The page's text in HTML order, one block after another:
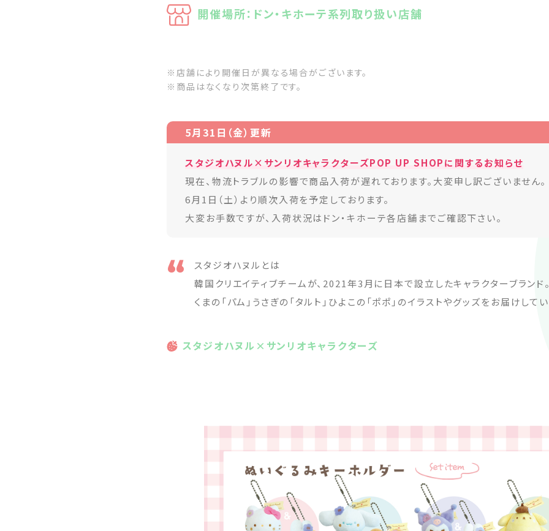
開催場所：ドン・キホーテ系列取り扱い店舗
※店舗により開催日が異なる場合がございます。
※商品はなくなり次第終了です。
5月31日（金）更新
スタジオハヌル×サンリオキャラクターズPOP UP SHOPに関するお知らせ
現在、物流トラブルの影響で商品入荷が遅れております。大変申し訳ございません。
6月1日（土）より順次入荷を予定しております。
大変お手数ですが、入荷状況はドン・キホーテ各店舗までご確認下さい。
スタジオハヌルとは
韓国クリエイティブチームが、2021年3月に日本で設立したキャラクターブランド
くまの「パム」うさぎの「タルト」ひよこの「ポポ」のイラストやグッズをお届けして
スタジオハヌル×サンリオキャラクターズ